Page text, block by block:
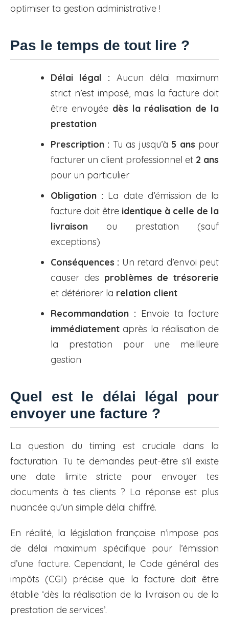
optimiser ta gestion administrative !
Pas le temps de tout lire ?
Délai légal : Aucun délai maximum
strict n’est imposé, mais la facture doit
être envoyée dès la réalisation de la
prestation
Prescription : Tu as jusqu’à 5 ans pour
facturer un client professionnel et 2 ans
pour un particulier
Obligation : La date d’émission de la
facture doit être identique à celle de la
livraison ou prestation (sauf
exceptions)
Conséquences : Un retard d’envoi peut
causer des problèmes de trésorerie
et détériorer la relation client
Recommandation : Envoie ta facture
immédiatement après la réalisation de
la prestation pour une meilleure
gestion
Quel est le délai légal pour
envoyer une facture ?
La question du timing est cruciale dans la
facturation. Tu te demandes peut-être s’il existe
une date limite stricte pour envoyer tes
documents à tes clients ? La réponse est plus
nuancée qu’un simple délai chiffré.
En réalité, la législation française n’impose pas
de délai maximum spécifique pour l’émission
d’une facture. Cependant, le Code général des
impôts (CGI) précise que la facture doit être
établie ‘dès la réalisation de la livraison ou de la
prestation de services’.